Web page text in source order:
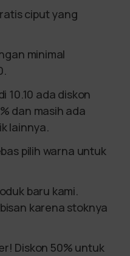
ciput yang
minimal
10.10 ada diskon
dan masih ada
lainnya.
pilih warna untuk
baru kami.
karena stoknya
Diskon 50% untuk